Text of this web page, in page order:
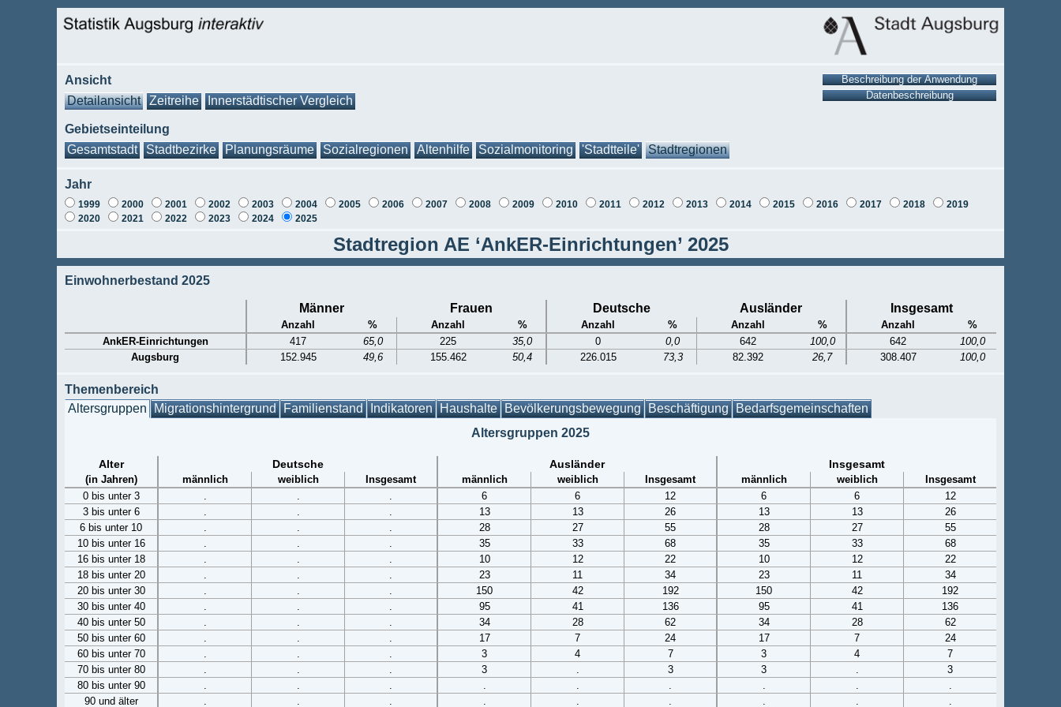
Ansicht
Detailansicht
Zeitreihe Innerstädtischer Vergleich
Gebietseinteilung
Gesamtstadt
Stadtbezirke Planungsräume Sozialregionen Altenhilfe Sozialmonitoring 'Stadtteile' Stadtregionen
Jahr
1999 2000 2001 2002 2003 2004 2005 2006 2007 2008 2009 2010 2011 2012 2013 2014 2015 2016 2017 2018
2019
2020
2021 2022 2023 2024 2025
Stadtregion AE ‘AnkER-Einrichtungen’ 2025
Einwohnerbestand 2025
Männer Frauen Deutsche Ausländer Insgesamt
Anzahl % Anzahl % Anzahl % Anzahl % Anzahl
%
AnkER-Einrichtungen
417 65,0 225 35,0 0 0,0 642 100,0 642
100,0
Augsburg
152.945 49,6 155.462 50,4 226.015 73,3 82.392 26,7 308.407 100,0
Themenbereich
Altersgruppen Migrationshintergrund Familienstand Indikatoren Haushalte Bevölkerungsbewegung Beschäftigung Bedarfsgemeinschaften
Altersgruppen 2025
Alter Deutsche Ausländer Insgesamt
(in Jahren) männlich weiblich Insgesamt männlich weiblich Insgesamt männlich weiblich
Insgesamt
0 bis unter 3
. . . 6 6 12 6 6
12
3 bis unter 6
. . . 13 13 26 13 13
26
6 bis unter 10
. . . 28 27 55 28 27
55
10 bis unter 16
. . . 35 33 68 35 33
68
16 bis unter 18
. . . 10 12 22 10 12
22
18 bis unter 20
. . . 23 11 34 23 11
34
20 bis unter 30
. . . 150 42 192 150 42
192
30 bis unter 40
. . . 95 41 136 95 41
136
40 bis unter 50
. . . 34 28 62 34 28
62
50 bis unter 60
. . . 17 7 24 17 7
24
60 bis unter 70
. . . 3 4 7 3 4
7
70 bis unter 80
. . . 3 . 3 3 .
3
80 bis unter 90
. . . . . . . .
.
90 und älter
. . . . . . . .
.